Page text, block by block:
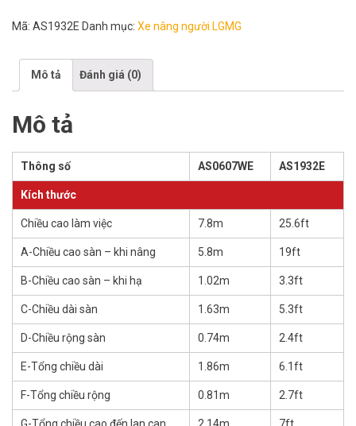
Mã: AS1932E Danh mục: Xe nâng người LGMG
Mô tả Đánh giá (0)
Mô tả
Thông số AS0607WE AS1932E
Kích thước
Chiều cao làm việc 7.8m 25.6ft
A-Chiều cao sàn – khi nâng 5.8m 19ft
B-Chiều cao sàn – khi hạ 1.02m 3.3ft
C-Chiều dài sàn 1.63m 5.3ft
D-Chiều rộng sàn 0.74m 2.4ft
E-Tổng chiều dài 1.86m 6.1ft
F-Tổng chiều rộng 0.81m 2.7ft